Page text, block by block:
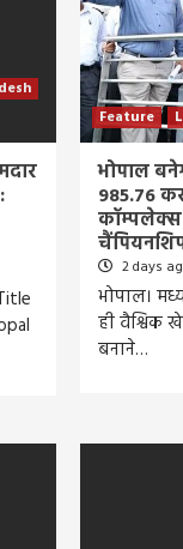
Feature
भोपाल
985.76
कॉम्पलेक्स
2 days
भोपाल।
ही वैश्विक
बनाने…